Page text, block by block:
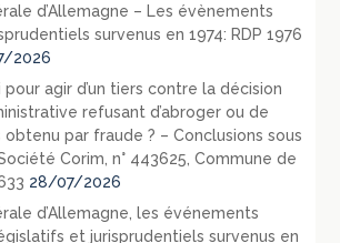
d’Allemagne – Les évènements
survenus en 1974: RDP 1976
2026
agir d’un tiers contre la décision
refusant d’abroger ou de
par fraude ? – Conclusions sous
Corim, n° 443625, Commune de
28/07/2026
d’Allemagne, les événements
et jurisprudentiels survenus en